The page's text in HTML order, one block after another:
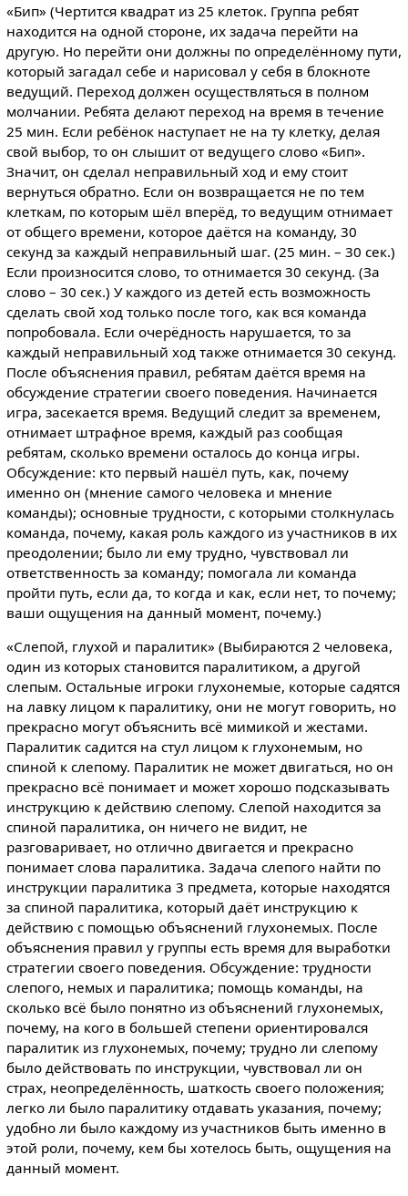
«Бип» (Чертится квадрат из 25 клеток. Группа ребят
находится на одной стороне, их задача перейти на
другую. Но перейти они должны по определённому пути,
который загадал себе и нарисовал у себя в блокноте
ведущий. Переход должен осуществляться в полном
молчании. Ребята делают переход на время в течение
25 мин. Если ребёнок наступает не на ту клетку, делая
свой выбор, то он слышит от ведущего слово «Бип».
Значит, он сделал неправильный ход и ему стоит
вернуться обратно. Если он возвращается не по тем
клеткам, по которым шёл вперёд, то ведущим отнимает
от общего времени, которое даётся на команду, 30
секунд за каждый неправильный шаг. (25 мин. – 30 сек.)
Если произносится слово, то отнимается 30 секунд. (За
слово – 30 сек.) У каждого из детей есть возможность
сделать свой ход только после того, как вся команда
попробовала. Если очерёдность нарушается, то за
каждый неправильный ход также отнимается 30 секунд.
После объяснения правил, ребятам даётся время на
обсуждение стратегии своего поведения. Начинается
игра, засекается время. Ведущий следит за временем,
отнимает штрафное время, каждый раз сообщая
ребятам, сколько времени осталось до конца игры.
Обсуждение: кто первый нашёл путь, как, почему
именно он (мнение самого человека и мнение
команды); основные трудности, с которыми столкнулась
команда, почему, какая роль каждого из участников в их
преодолении; было ли ему трудно, чувствовал ли
ответственность за команду; помогала ли команда
пройти путь, если да, то когда и как, если нет, то почему;
ваши ощущения на данный момент, почему.)
«Слепой, глухой и паралитик» (Выбираются 2 человека,
один из которых становится паралитиком, а другой
слепым. Остальные игроки глухонемые, которые садятся
на лавку лицом к паралитику, они не могут говорить, но
прекрасно могут объяснить всё мимикой и жестами.
Паралитик садится на стул лицом к глухонемым, но
спиной к слепому. Паралитик не может двигаться, но он
прекрасно всё понимает и может хорошо подсказывать
инструкцию к действию слепому. Слепой находится за
спиной паралитика, он ничего не видит, не
разговаривает, но отлично двигается и прекрасно
понимает слова паралитика. Задача слепого найти по
инструкции паралитика 3 предмета, которые находятся
за спиной паралитика, который даёт инструкцию к
действию с помощью объяснений глухонемых. После
объяснения правил у группы есть время для выработки
стратегии своего поведения. Обсуждение: трудности
слепого, немых и паралитика; помощь команды, на
сколько всё было понятно из объяснений глухонемых,
почему, на кого в большей степени ориентировался
паралитик из глухонемых, почему; трудно ли слепому
было действовать по инструкции, чувствовал ли он
страх, неопределённость, шаткость своего положения;
легко ли было паралитику отдавать указания, почему;
удобно ли было каждому из участников быть именно в
этой роли, почему, кем бы хотелось быть, ощущения на
данный момент.